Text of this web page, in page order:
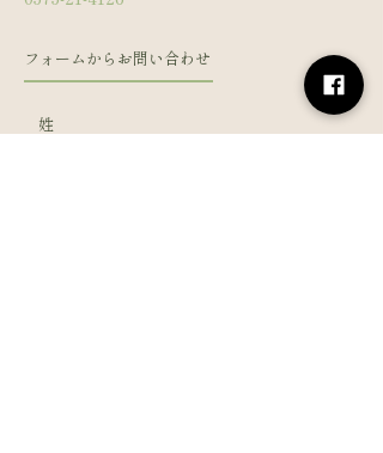
フォームからお問い合わせ
姓